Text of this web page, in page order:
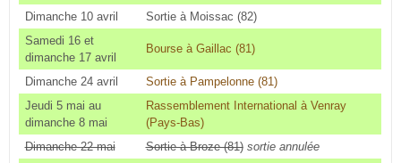
Dimanche 10 avril
Sortie à Moissac (82)
Samedi 16 et
dimanche 17 avril
Bourse à Gaillac (81)
Dimanche 24 avril
Sortie à Pampelonne (81)
Jeudi 5 mai au
dimanche 8 mai
Rassemblement International à Venray
(Pays-Bas)
Dimanche 22 mai
Sortie à Broze (81) sortie annulée